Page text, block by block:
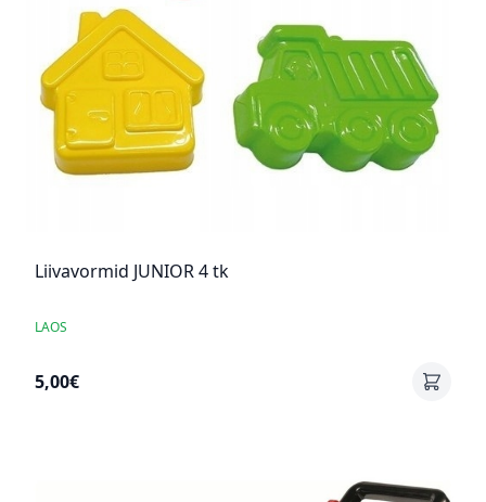
Liivavormid JUNIOR 4 tk
LAOS
5,00€